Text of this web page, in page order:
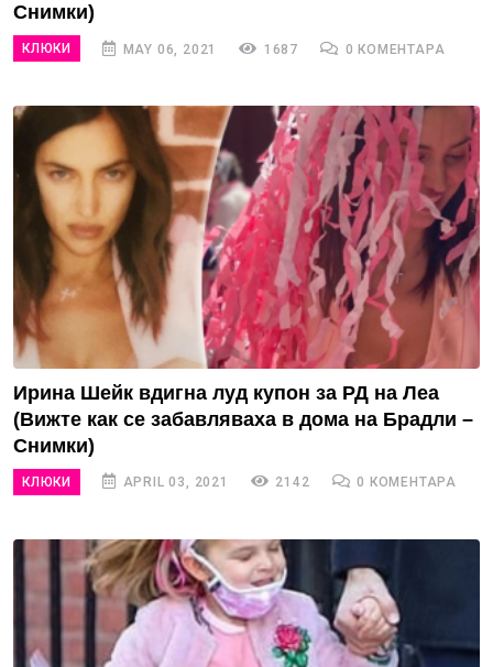
Снимки)
КЛЮКИ MAY 06, 2021 1687 0 КОМЕНТАРА
Ирина Шейк вдигна луд купон за РД на Леа
(Вижте как се забавляваха в дома на Брадли –
Снимки)
КЛЮКИ APRIL 03, 2021 2142 0 КОМЕНТАРА